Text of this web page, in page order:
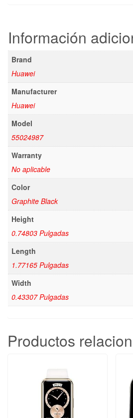
Información
Brand
Huawei
Manufacturer
Huawei
Model
55024987
Warranty
No aplicable
Color
Graphite Black
Height
0.74803 Pulgadas
Length
1.77165 Pulgadas
Width
0.43307 Pulgadas
Productos